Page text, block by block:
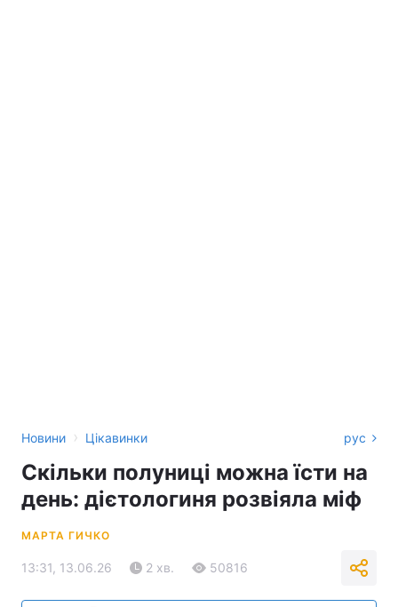
Новини › Цікавинки рус
Скільки полуниці можна їсти на
день: дієтологиня розвіяла міф
МАРТА ГИЧКО
13:31, 13.06.26 2 хв. 50816